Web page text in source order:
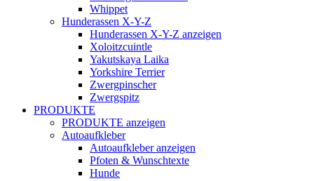
Whippet
Hunderassen X-Y-Z
Hunderassen X-Y-Z anzeigen
Xoloitzcuintle
Yakutskaya Laika
Yorkshire Terrier
Zwergpinscher
Zwergspitz
PRODUKTE
PRODUKTE anzeigen
Autoaufkleber
Autoaufkleber anzeigen
Pfoten & Wunschtexte
Hunde